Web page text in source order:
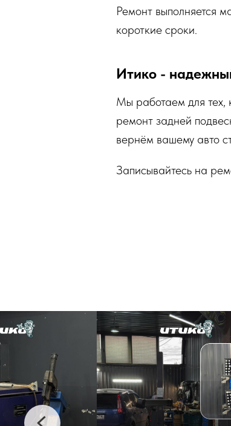
Ремонт выполняется
короткие сроки.
Итико -
Мы работаем для тех,
ремонт задней
вернём вашему авто
Записывайтесь на